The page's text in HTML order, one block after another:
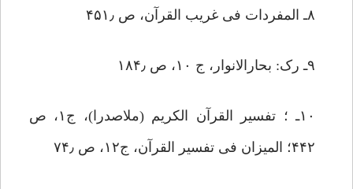
۸ـ المفردات فی غریب القرآن، ص ۴۵۱٫
۹ـ رک: بحارالانوار، ج ۱۰، ص ۱۸۴٫
۱۰ـ ؛ تفسیر القرآن الکریم (ملاصدرا)، ج‏۱، ص
۴۴۲؛ المیزان فی تفسیر القرآن، ج‏۱۲، ص ۷۴٫